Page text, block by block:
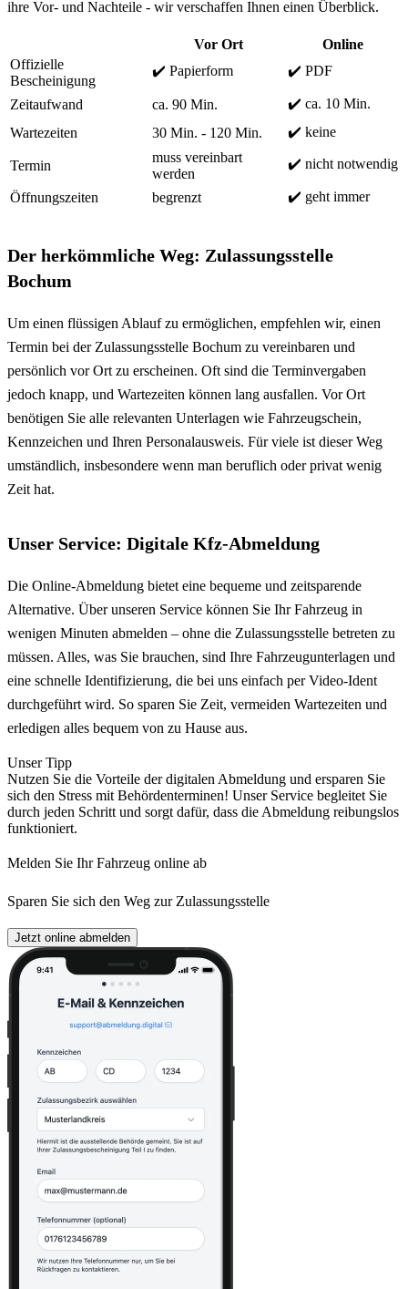
ihre Vor- und Nachteile - wir verschaffen Ihnen einen Überblick.
Vor Ort
Online
Offizielle
Bescheinigung
✔️ Papierform ✔️ PDF
Zeitaufwand ca. 90 Min.
✔️ ca. 10 Min.
Wartezeiten
30 Min. - 120 Min. ✔️ keine
Termin
muss vereinbart
werden
✔️ nicht notwendig
Öffnungszeiten begrenzt ✔️ geht immer
Der herkömmliche Weg: Zulassungsstelle
Bochum
Um einen flüssigen Ablauf zu ermöglichen, empfehlen wir, einen
Termin bei der Zulassungsstelle Bochum zu vereinbaren und
persönlich vor Ort zu erscheinen. Oft sind die Terminvergaben
jedoch knapp, und Wartezeiten können lang ausfallen. Vor Ort
benötigen Sie alle relevanten Unterlagen wie Fahrzeugschein,
Kennzeichen und Ihren Personalausweis. Für viele ist dieser Weg
umständlich, insbesondere wenn man beruflich oder privat wenig
Zeit hat.
Unser Service: Digitale Kfz-Abmeldung
Die Online-Abmeldung bietet eine bequeme und zeitsparende
Alternative. Über unseren Service können Sie Ihr Fahrzeug in
wenigen Minuten abmelden – ohne die Zulassungsstelle betreten zu
müssen. Alles, was Sie brauchen, sind Ihre Fahrzeugunterlagen und
eine schnelle Identifizierung, die bei uns einfach per Video-Ident
durchgeführt wird. So sparen Sie Zeit, vermeiden Wartezeiten und
erledigen alles bequem von zu Hause aus.
Unser Tipp
Nutzen Sie die Vorteile der digitalen Abmeldung und ersparen Sie
sich den Stress mit Behördenterminen! Unser Service begleitet Sie
durch jeden Schritt und sorgt dafür, dass die Abmeldung reibungslos
funktioniert.
Melden Sie Ihr Fahrzeug online ab
Sparen Sie sich den Weg zur Zulassungsstelle
Jetzt online abmelden